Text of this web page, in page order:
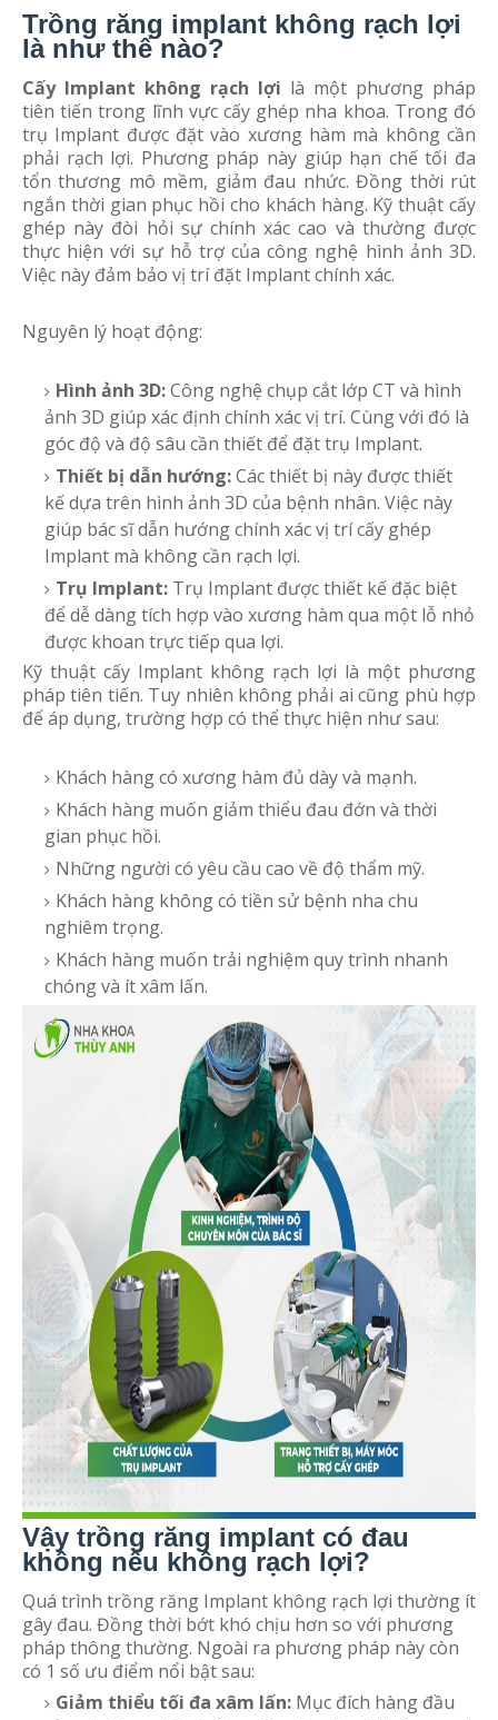
Trồng răng implant không rạch lợi
là như thế nào?
Cấy Implant không rạch lợi là một phương pháp
tiên tiến trong lĩnh vực cấy ghép nha khoa. Trong đó
trụ Implant được đặt vào xương hàm mà không cần
phải rạch lợi. Phương pháp này giúp hạn chế tối đa
tổn thương mô mềm, giảm đau nhức. Đồng thời rút
ngắn thời gian phục hồi cho khách hàng. Kỹ thuật cấy
ghép này đòi hỏi sự chính xác cao và thường được
thực hiện với sự hỗ trợ của công nghệ hình ảnh 3D.
Việc này đảm bảo vị trí đặt Implant chính xác.
Nguyên lý hoạt động:
Hình ảnh 3D:Công nghệ chụp cắt lớp CT và hình
ảnh 3D giúp xác định chính xác vị trí. Cùng với đó là
góc độ và độ sâu cần thiết để đặt trụ Implant.
Thiết bị dẫn hướng:Các thiết bị này được thiết
kế dựa trên hình ảnh 3D của bệnh nhân. Việc này
giúp bác sĩ dẫn hướng chính xác vị trí cấy ghép
Implant mà không cần rạch lợi.
Trụ Implant: Trụ Implant được thiết kế đặc biệt
để dễ dàng tích hợp vào xương hàm qua một lỗ nhỏ
được khoan trực tiếp qua lợi.
Kỹ thuật cấy Implant không rạch lợi là một phương
pháp tiên tiến. Tuy nhiên không phải ai cũng phù hợp
để áp dụng, trường hợp có thể thực hiện như sau:
Khách hàng có xương hàm đủ dày và mạnh.
Khách hàng muốn giảm thiểu đau đớn và thời
gian phục hồi.
Những người có yêu cầu cao về độ thẩm mỹ.
Khách hàng không có tiền sử bệnh nha chu
nghiêm trọng.
Khách hàng muốn trải nghiệm quy trình nhanh
chóng và ít xâm lấn.
Vậy trồng răng implant có đau
không nếu không rạch lợi?
Quá trình trồng răng Implant không rạch lợi thường ít
gây đau. Đồng thời bớt khó chịu hơn so với phương
pháp thông thường. Ngoài ra phương pháp này còn
có 1 số ưu điểm nổi bật sau:
Giảm thiểu tối đa xâm lấn: Mục đích hàng đầu